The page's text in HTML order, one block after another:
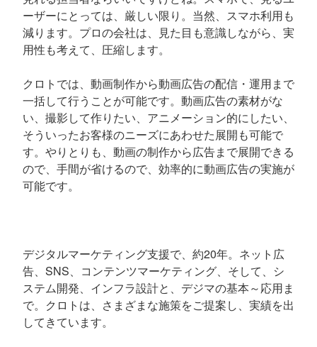
ーザーにとっては、厳しい限り。当然、スマホ利用も
減ります。プロの会社は、見た目も意識しながら、実
用性も考えて、圧縮します。
クロトでは、動画制作から動画広告の配信・運用まで
一括して行うことが可能です。動画広告の素材がな
い、撮影して作りたい、アニメーション的にしたい、
そういったお客様のニーズにあわせた展開も可能で
す。やりとりも、動画の制作から広告まで展開できる
ので、手間が省けるので、効率的に動画広告の実施が
可能です。
デジタルマーケティング支援で、約20年。ネット広
告、SNS、コンテンツマーケティング、そして、シ
ステム開発、インフラ設計と、デジマの基本～応用ま
で。クロトは、さまざまな施策をご提案し、実績を出
してきています。